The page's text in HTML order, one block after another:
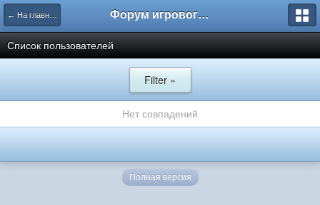
← На главную Форум игрового проекта Riverrise
Список пользователей
Filter »
Нет совпадений
Полная версия